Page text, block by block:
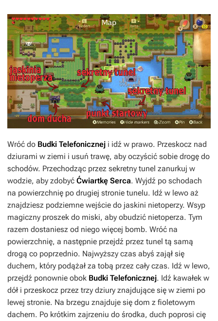
Wróć do Budki Telefonicznej i idź w prawo. Przeskocz nad
dziurami w ziemi i usuń trawę, aby oczyścić sobie drogę do
schodów. Przechodząc przez sekretny tunel zanurkuj w
wodzie, aby zdobyć Ćwiartkę Serca. Wyjdź po schodach
na powierzchnię po drugiej stronie tunelu. Idź w lewo aż
znajdziesz podziemne wejście do jaskini nietoperzy. Wsyp
magiczny proszek do miski, aby obudzić nietoperza. Tym
razem dostaniesz od niego więcej bomb. Wróć na
powierzchnię, a następnie przejdź przez tunel tą samą
drogą co poprzednio. Najwyższy czas abyś zajął się
duchem, który podążał za tobą przez cały czas. Idź w lewo,
przejdź ponownie obok Budki Telefonicznej. Idź kawałek w
dół i przeskocz przez trzy dziury znajdujące się w ziemi po
lewej stronie. Na brzegu znajduje się dom z fioletowym
dachem. Po krótkim zajrzeniu do środka, duch poprosi cię